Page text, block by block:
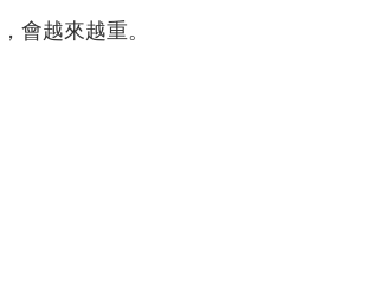
會越來越重。